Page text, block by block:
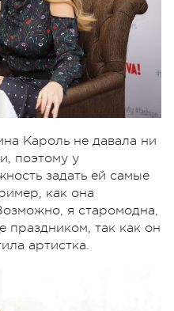
Кароль не давала ни
поэтому у
задать ей самые
как она
я старомодна,
праздником, так как он
артистка.